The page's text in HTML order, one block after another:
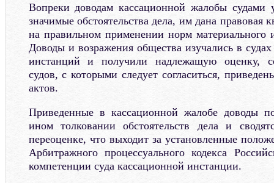
Вопреки доводам кассационной жалобы судами
значимые обстоятельства дела, им дана правовая
на правильном применении норм материального
Доводы и возражения общества изучались в
инстанций и получили надлежащую оценку,
судов, с которыми следует согласиться,
актов.
Приведенные в кассационной жалобе доводы
ином толковании обстоятельств дела и
переоценке, что выходит за установленные
Арбитражного процессуального кодекса
компетенции суда кассационной инстанции.